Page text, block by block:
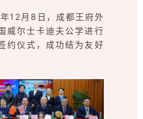
12月8日，成都王府外
威尔士卡迪夫公学进行
约仪式，成功结为友好